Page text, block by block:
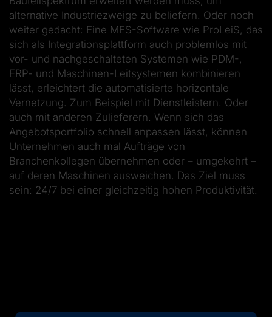
alternative Industriezweige zu beliefern. Oder noch
weiter gedacht: Eine MES-Software wie ProLeiS, das
sich als Integrationsplattform auch problemlos mit
vor- und nachgeschalteten Systemen wie PDM-,
ERP- und Maschinen-Leitsystemen kombinieren
lässt, erleichtert die automatisierte horizontale
Vernetzung. Zum Beispiel mit Dienstleistern. Oder
auch mit anderen Zulieferern. Wenn sich das
Angebotsportfolio schnell anpassen lässt, können
Unternehmen auch mal Aufträge von
Branchenkollegen übernehmen oder – umgekehrt –
auf deren Maschinen ausweichen. Das Ziel muss
sein: 24/7 bei einer gleichzeitig hohen Produktivität.